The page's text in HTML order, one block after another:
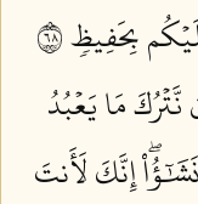
بِحَفِيظٖ ٨٦
مَا يَعۡبُدُ
نَشَٰٓؤُاْۖ إِنَّكَ لَأَنتَ